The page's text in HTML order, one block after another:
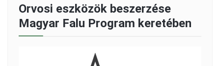
Orvosi eszközök beszerzése
Magyar Falu Program keretében